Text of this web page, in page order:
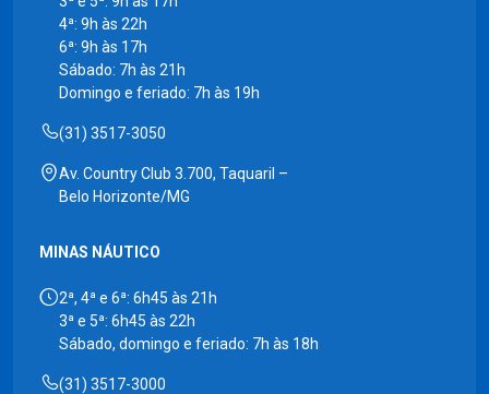
4ª: 9h às 22h
6ª: 9h às 17h
Sábado: 7h às 21h
Domingo e feriado: 7h às 19h
(31) 3517-3050
Av. Country Club 3.700, Taquaril –
Belo Horizonte/MG
MINAS NÁUTICO
2ª, 4ª e 6ª: 6h45 às 21h
3ª e 5ª: 6h45 às 22h
Sábado, domingo e feriado: 7h às 18h
(31) 3517-3000